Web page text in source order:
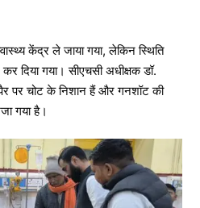
केंद्र ले जाया गया, लेकिन स्थिति
दिया गया। सीएचसी अधीक्षक डॉ.
पर चोट के निशान हैं और गनशॉट की
गया है।